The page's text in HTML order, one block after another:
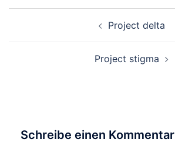
Project delta
Project stigma
Schreibe einen Kommentar